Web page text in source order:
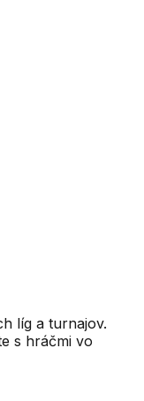
líg a turnajov.
s hráčmi vo